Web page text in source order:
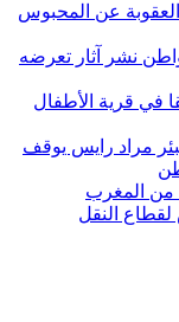
عن المحبوس
نشر آثار تعرضه
في قرية الأطفال
ببئر مراد رايس يوقف
المغرب
النقل